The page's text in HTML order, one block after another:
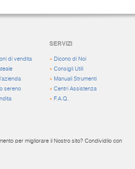
di vendita
sereno
SERVIZI
» Dicono di Noi
»Consigli Utili
» Manuali Strumenti
»Centri Assistenza
» F.A.Q.
per migliorare il Nostro sito? Condividilo con